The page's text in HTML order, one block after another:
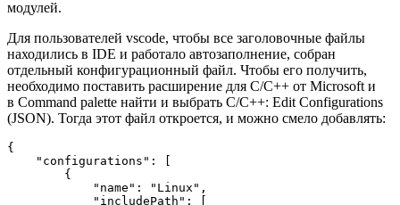
модулей.
Для пользователей vscode, чтобы все заголовочные файлы
находились в IDE и работало автозаполнение, собран
отдельный конфигурационный файл. Чтобы его получить,
необходимо поставить расширение для C/C++ от Microsoft и
в Command palette найти и выбрать C/C++: Edit Configurations
(JSON). Тогда этот файл откроется, и можно смело добавлять:
{
    "configurations": [
        {
            "name": "Linux",
            "includePath": [